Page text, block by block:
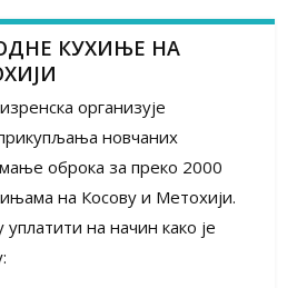
КУХИЊЕ НА
организује
новчаних
оброка за преко 2000
на Косову и Метохији.
на начин како је